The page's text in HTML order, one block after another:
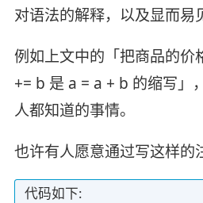
对语法的解释，以及显而易
例如上文中的「把商品的价
+= b 是 a = a + b 的缩写」
人都知道的事情。
也许有人愿意通过写这样的
代码如下: